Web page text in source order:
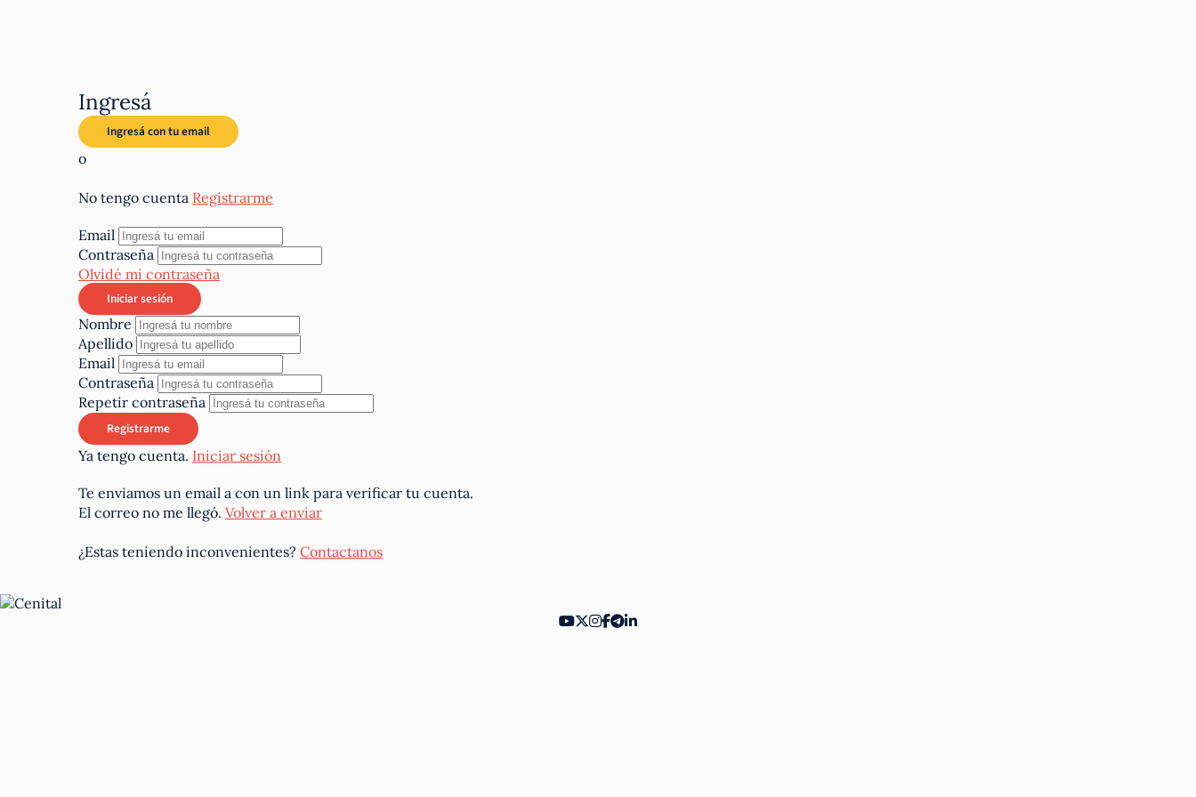
Ingresá
o
No tengo cuenta Registrarme
Email
Contraseña
Olvidé mi contraseña
Nombre
Apellido
Email
Contraseña
Repetir contraseña
Ya tengo cuenta. Iniciar sesión
Te enviamos un email a con un link para verificar tu cuenta.
El correo no me llegó. Volver a enviar
¿Estas teniendo inconvenientes? Contactanos